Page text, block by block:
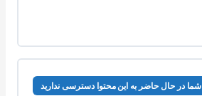
شما در حال حاضر به این محتوا دسترسی ندارید